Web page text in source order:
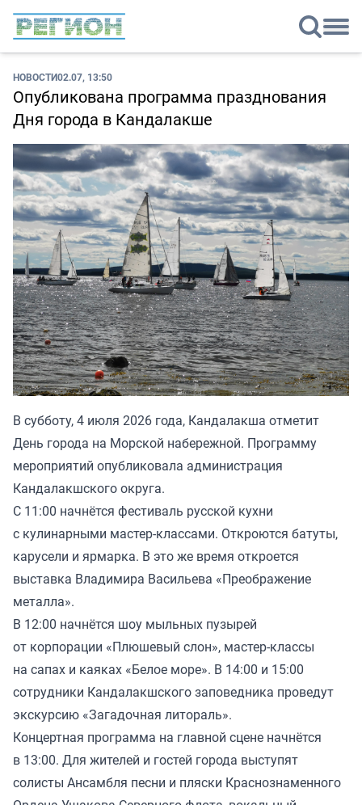
НОВОСТИ02.07, 13:50
Опубликована программа празднования
Дня города в Кандалакше
В субботу, 4 июля 2026 года, Кандалакша отметит
День города на Морской набережной. Программу
мероприятий опубликовала администрация
Кандалакшского округа.
С 11:00 начнётся фестиваль русской кухни
с кулинарными мастер-классами. Откроются батуты,
карусели и ярмарка. В это же время откроется
выставка Владимира Васильева «Преображение
металла».
В 12:00 начнётся шоу мыльных пузырей
от корпорации «Плюшевый слон», мастер-классы
на сапах и каяках «Белое море». В 14:00 и 15:00
сотрудники Кандалакшского заповедника проведут
экскурсию «Загадочная литораль».
Концертная программа на главной сцене начнётся
в 13:00. Для жителей и гостей города выступят
солисты Ансамбля песни и пляски Краснознаменного